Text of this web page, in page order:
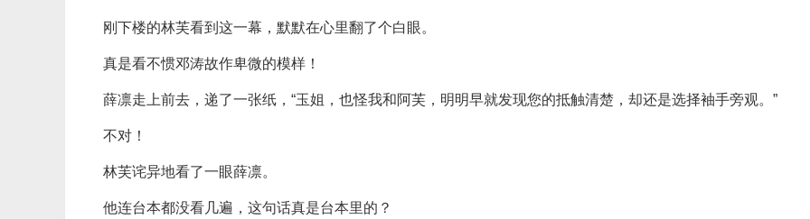
刚下楼的林芙看到这一幕，默默在心里翻了个白眼。
真是看不惯邓涛故作卑微的模样！
薛凛走上前去，递了一张纸，“玉姐，也怪我和阿芙，明明早就发现您的抵触清楚，却还是选择袖手旁观。”
不对！
林芙诧异地看了一眼薛凛。
他连台本都没看几遍，这句话真是台本里的？